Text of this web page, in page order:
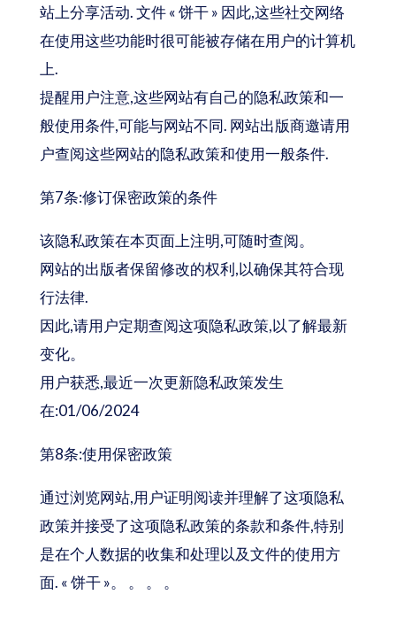
站上分享活动. 文件 « 饼干 » 因此,这些社交网络
在使用这些功能时很可能被存储在用户的计算机
上.
提醒用户注意,这些网站有自己的隐私政策和一
般使用条件,可能与网站不同. 网站出版商邀请用
户查阅这些网站的隐私政策和使用一般条件.
第7条:修订保密政策的条件
该隐私政策在本页面上注明,可随时查阅。
网站的出版者保留修改的权利,以确保其符合现
行法律.
因此,请用户定期查阅这项隐私政策,以了解最新
变化。
用户获悉,最近一次更新隐私政策发生
在:01/06/2024
第8条:使用保密政策
通过浏览网站,用户证明阅读并理解了这项隐私
政策并接受了这项隐私政策的条款和条件,特别
是在个人数据的收集和处理以及文件的使用方
面. « 饼干 »。 。 。 。